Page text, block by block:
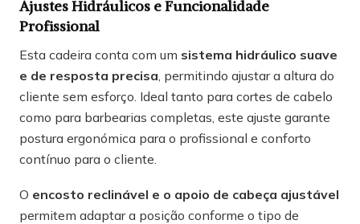
Ajustes Hidráulicos e Funcionalidade
Profissional
Esta cadeira conta com um sistema hidráulico suave
e de resposta precisa , permitindo ajustar a altura do
cliente sem esforço. Ideal tanto para cortes de cabelo
como para barbearias completas, este ajuste garante
postura ergonómica para o profissional e conforto
contínuo para o cliente.
O encosto reclinável e o apoio de cabeça ajustável
permitem adaptar a posição conforme o tipo de